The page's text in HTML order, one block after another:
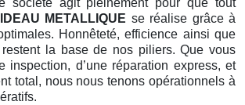
société agit pleinement pour que tout
METALLIQUE se réalise grâce à
Honnêteté, efficience ainsi que
la base de nos piliers. Que vous
inspection, d’une réparation express, et
total, nous nous tenons opérationnels à